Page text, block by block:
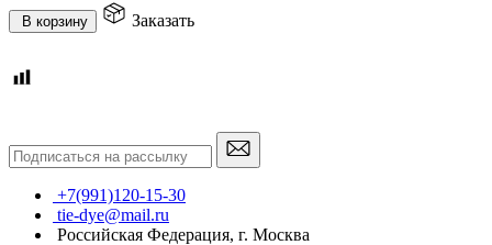
В корзину Заказать
+7(991)120-15-30
tie-dye@mail.ru
Российская Федерация, г. Москва